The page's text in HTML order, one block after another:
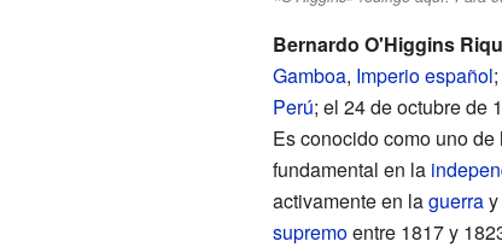
Bernardo O'Higgins
Gamboa, Imperio español
Perú; el 24 de octubre de
Es conocido como uno de
fundamental en la
activamente en laguerray
supremoentre 1817 y